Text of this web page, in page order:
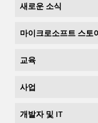
새로운 소식
마이크로소프트 스토
교육
사업
개발자 및 IT